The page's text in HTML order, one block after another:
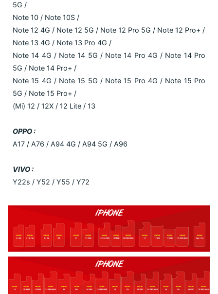
5G /
Note 10 / Note 10S /
Note 12 4G / Note 12 5G / Note 12 Pro 5G / Note 12 Pro+ /
Note 13 4G / Note 13 Pro 4G /
Note 14 4G / Note 14 5G / Note 14 Pro 4G / Note 14 Pro
5G / Note 14 Pro+ /
Note 15 4G / Note 15 5G / Note 15 Pro 4G / Note 15 Pro
5G / Note 15 Pro+ /
(Mi) 12 / 12X / 12 Lite / 13
OPPO :
A17 / A76 / A94 4G / A94 5G / A96
VIVO :
Y22s / Y52 / Y55 / Y72